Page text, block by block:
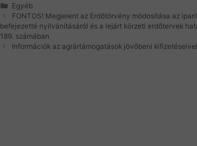
Kategória
Egyéb
FONTOS! Megjelent az Erdőtörvény módosítása az
befejezetté nyilvánításáról és a lejárt körzeti erdőtervek
189. számában
Információk az agrártámogatások jövőbeni